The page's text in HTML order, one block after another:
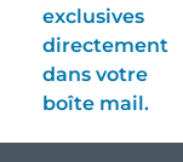
exclusives
directement
dans votre
boîte mail.